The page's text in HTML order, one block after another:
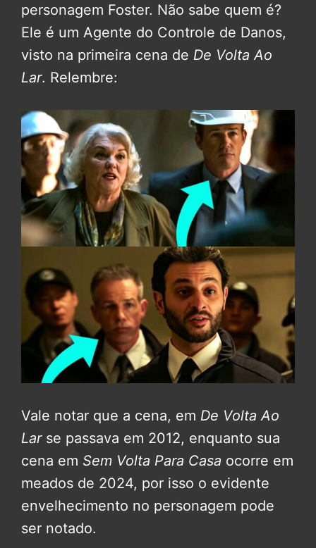
personagem Foster. Não sabe quem é?
Ele é um Agente do Controle de Danos,
visto na primeira cena de De Volta Ao
Lar. Relembre:
Vale notar que a cena, em De Volta Ao
Larse passava em 2012, enquanto sua
cena em Sem Volta Para Casa ocorre em
meados de 2024, por isso o evidente
envelhecimento no personagem pode
ser notado.